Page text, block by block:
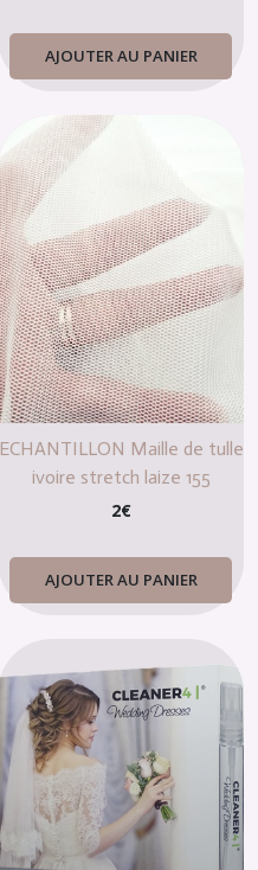
AJOUTER AU PANIER
ECHANTILLON Maille de tulle
ivoire stretch laize 155
2€
AJOUTER AU PANIER